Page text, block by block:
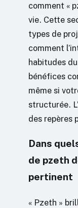
comment «
vie. Cette
types de
comment
habitudes
bénéfices
même si
structurée.
des repères
Dans
de pzeth
pertinent
« Pzeth »